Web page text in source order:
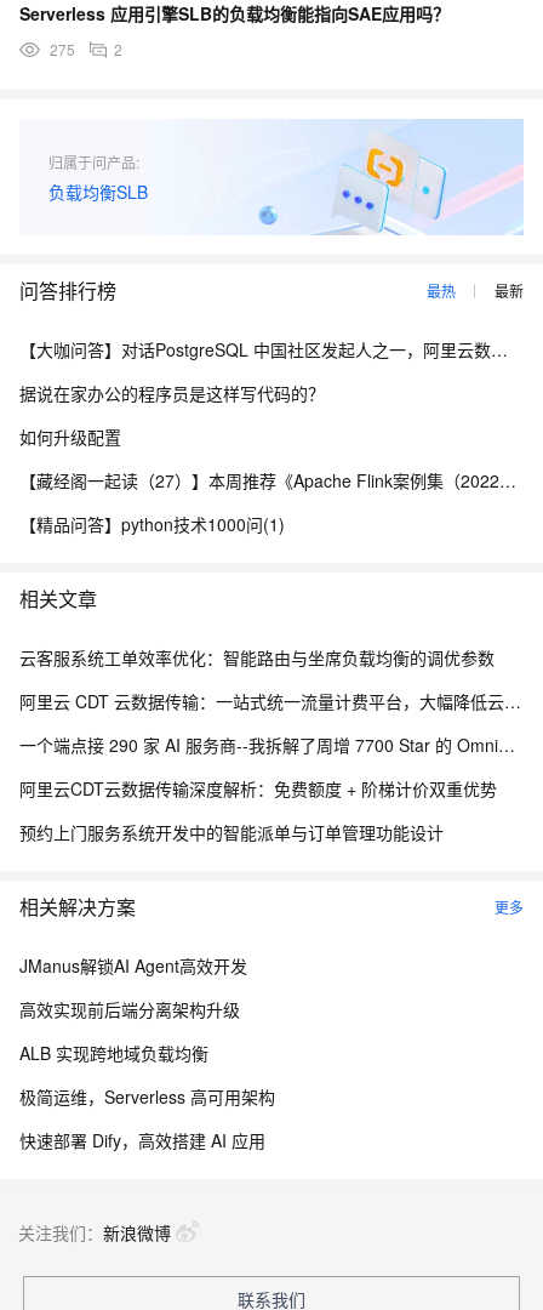
Serverless 应用引擎SLB的负载均衡能指向SAE应用吗？
275 2
归属于问产品:
负载均衡SLB
问答排行榜 最热 最新
【大咖问答】对话PostgreSQL 中国社区发起人之一，阿里云数据库高级专家 德哥
据说在家办公的程序员是这样写代码的？
如何升级配置
【藏经阁一起读（27）】本周推荐《Apache Flink案例集（2022版）》，你有哪些心得？
【精品问答】python技术1000问(1)
相关文章
云客服系统工单效率优化：智能路由与坐席负载均衡的调优参数
阿里云 CDT 云数据传输：一站式统一流量计费平台，大幅降低云上网络成本
一个端点接 290 家 AI 服务商--我拆解了周增 7700 Star 的 OmniRoute
阿里云CDT云数据传输深度解析：免费额度 + 阶梯计价双重优势
预约上门服务系统开发中的智能派单与订单管理功能设计
相关解决方案 更多
JManus解锁AI Agent高效开发
高效实现前后端分离架构升级
ALB 实现跨地域负载均衡
极简运维，Serverless 高可用架构
快速部署 Dify，高效搭建 AI 应用
关注我们： 新浪微博
联系我们